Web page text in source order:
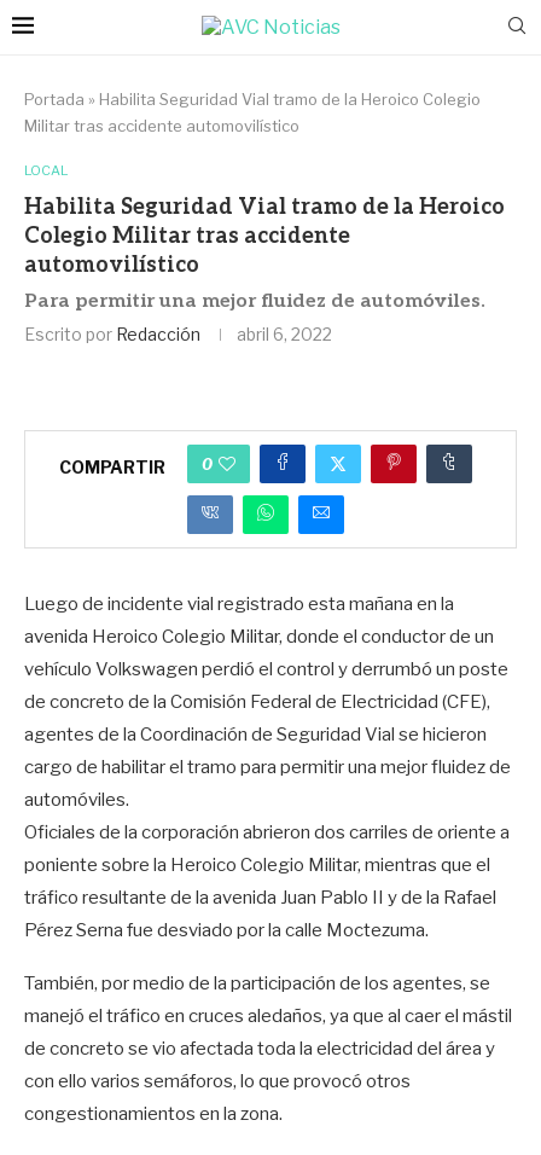
Portada » Habilita Seguridad Vial tramo de la Heroico Colegio
Militar tras accidente automovilístico
LOCAL
Habilita Seguridad Vial tramo de la Heroico
Colegio Militar tras accidente
automovilístico
Para permitir una mejor fluidez de automóviles.
Escrito por Redacción abril 6, 2022
COMPARTIR 0
Luego de incidente vial registrado esta mañana en la
avenida Heroico Colegio Militar, donde el conductor de un
vehículo Volkswagen perdió el control y derrumbó un poste
de concreto de la Comisión Federal de Electricidad (CFE),
agentes de la Coordinación de Seguridad Vial se hicieron
cargo de habilitar el tramo para permitir una mejor fluidez de
automóviles.
Oficiales de la corporación abrieron dos carriles de oriente a
poniente sobre la Heroico Colegio Militar, mientras que el
tráfico resultante de la avenida Juan Pablo II y de la Rafael
Pérez Serna fue desviado por la calle Moctezuma.
También, por medio de la participación de los agentes, se
manejó el tráfico en cruces aledaños, ya que al caer el mástil
de concreto se vio afectada toda la electricidad del área y
con ello varios semáforos, lo que provocó otros
congestionamientos en la zona.